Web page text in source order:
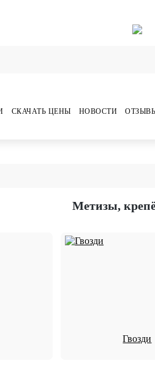
СКАЧАТЬ ЦЕНЫ НОВОСТИ
Метизы,
Гвозди